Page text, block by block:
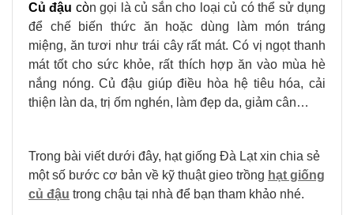
Củ đậu còn gọi là củ sắn cho loại củ có thể sử dụng
để chế biến thức ăn hoặc dùng làm món tráng
miệng, ăn tươi như trái cây rất mát. Có vị ngọt thanh
mát tốt cho sức khỏe, rất thích hợp ăn vào mùa hè
nắng nóng. Củ đậu giúp điều hòa hệ tiêu hóa, cải
thiện làn da, trị ốm nghén, làm đẹp da, giảm cân…
Trong bài viết dưới đây, hạt giống Đà Lạt xin chia sẻ
một số bước cơ bản về kỹ thuật gieo trồng hạt giống
củ đậu trong chậu tại nhà để bạn tham khảo nhé.